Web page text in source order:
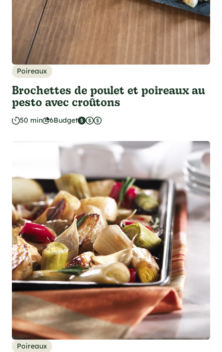
Poireaux
Brochettes de poulet et poireaux au
pesto avec croûtons
50 min 6Budget
Poireaux